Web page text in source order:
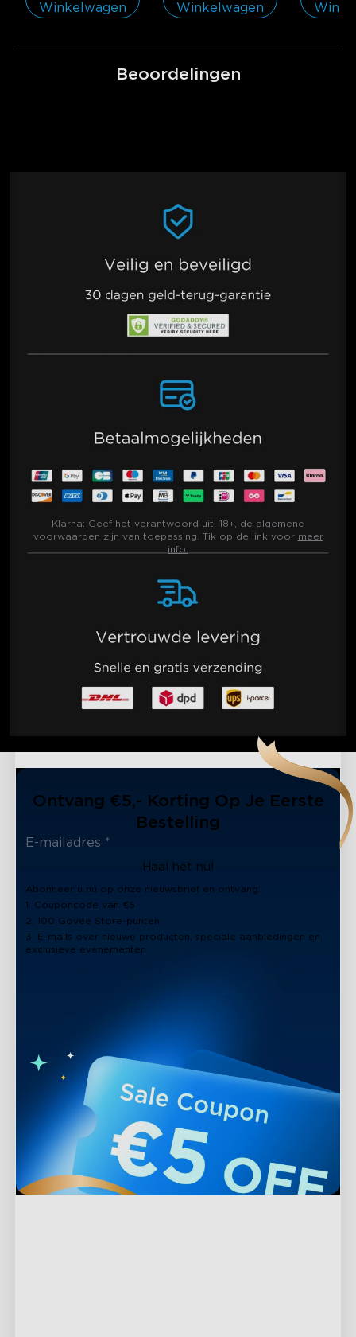
Winkelwagen
Winkelwagen
Beoordelingen
Klarna: Geef het verantwoord uit. 18+, de algemene
voorwaarden zijn van toepassing. Tik op de link voor meer
info.
Ontvang €5,- Korting Op Je Eerste
Bestelling
Haal het nu!
Abonneer u nu op onze nieuwsbrief en ontvang:
1. Couponcode van €5
2. 100 Govee Store-punten
3. E-mails over nieuwe producten, speciale aanbiedingen en
exclusieve evenementen